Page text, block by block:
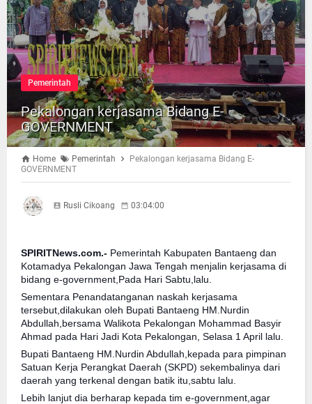
Pemerintah
Pekalongan kerjasama Bidang E-
GOVERNMENT
Home Pemerintah
Pekalongan kerjasama Bidang E-
GOVERNMENT
Rusli Cikoang 03:04:00
SPIRITNews.com.- Pemerintah Kabupaten Bantaeng dan
Kotamadya Pekalongan Jawa Tengah menjalin kerjasama di
bidang e-government,Pada Hari Sabtu,lalu.
Sementara Penandatanganan naskah kerjasama
tersebut,dilakukan oleh Bupati Bantaeng HM.Nurdin
Abdullah,bersama Walikota Pekalongan Mohammad Basyir
Ahmad pada Hari Jadi Kota Pekalongan, Selasa 1 April lalu.
Bupati Bantaeng HM.Nurdin Abdullah,kepada para pimpinan
Satuan Kerja Perangkat Daerah (SKPD) sekembalinya dari
daerah yang terkenal dengan batik itu,sabtu lalu.
Lebih lanjut dia berharap kepada tim e-government,agar